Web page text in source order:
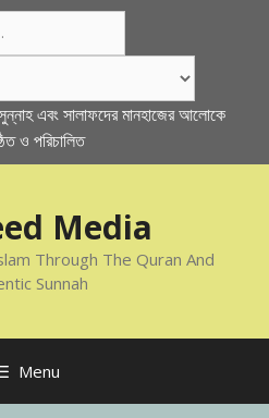
এবং সালাফদের মানহাজের আলোকে
ও পরিচালিত
Media
Through The Quran And
Sunnah
Menu